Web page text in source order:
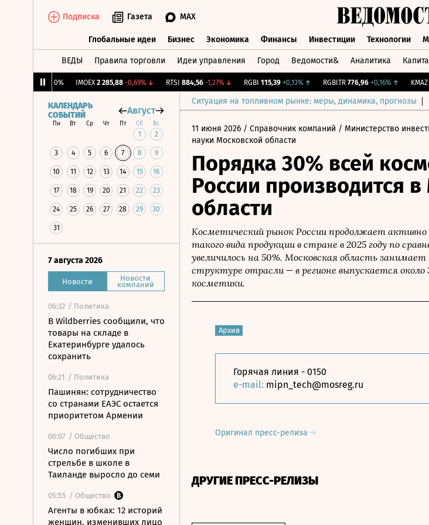
Подписка Газета MAX
Глобальные идеи Бизнес Экономика Финансы Инвестиции Технологии
ВЕДЫ Правила торговли Идеи управления Город Ведомости& Аналитика
IMOEX 2 285,88 -0,69%↓ RTSI 884,56 -1,27%↓ RGBI 115,39 +0,13%↑ RGBITR 776,96 +0,16%↑ KMAZ
Ситуация на топливном рынке: меры, динамика, прогнозы
КАЛЕНДАРЬ
СОБЫТИЙ
Август
Пн Вт Ср Чт Пт Сб Вс
1 2
3 4 5 6 7 8 9
10 11 12 13 14 15 16
17 18 19 20 21 22 23
24 25 26 27 28 29 30
31
7 августа 2026
Новости Новости
компаний
06:32 / Политика
В Wildberries сообщили, что
товары на складе в
Екатеринбурге удалось
сохранить
06:21 / Политика
Пашинян: сотрудничество
со странами ЕАЭС остается
приоритетом Армении
06:07 / Общество
Число погибших при
стрельбе в школе в
Таиланде выросло до семи
05:55 / Общество
Агенты в юбках: 12 историй
женщин, изменивших лицо
11 июня 2026 / Справочник компаний / Министерство
науки Московской области
Порядка 30% всей
России производится
области
Косметический рынок России продолжает активно
такого вида продукции в стране в 2025 году по
увеличилось на 50%. Московская область
структуре отрасли — в регионе выпускается около
косметики.
Архив
Горячая линия - 0150
e-mail: mipn_tech@mosreg.ru
Оригинал пресс-релиза
ДРУГИЕ ПРЕСС-РЕЛИЗЫ